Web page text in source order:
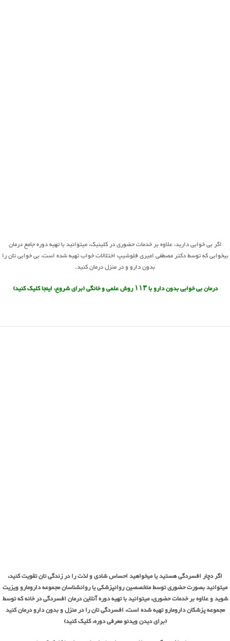
اگر بی خوابی دارید، علاوه بر خدمات حضوری در کلینیک، میتوانید با تهیه دوره جامع درمان
بیخوابی که توسط دکتر مصطفی امیری فلوشیپ اختلالات خواب تهیه شده است، بی خوابی تان را
بدون دارو و در منزل درمان کنید.
درمان بی خوابی بدون داروبا ۱۱۳ روش علمی و خانگی (برای شروع،اینجا کلیک کنید)
اگر دچار افسردگی هستید یا میخواهید احساس شادی و لذت را در زندگی تان تقویت کنید،
میتوانید بصورت حضوری توسط متخصصین روانپزشکی یا روانشناسان مجموعه دارومارو ویزیت
شوید و علاوه بر خدمات حضوری، میتوانید با تهیه دوره آنلاین درمان افسردگی در خانه که توسط
مجموعه پزشکان دارومارو تهیه شده است، افسردگی تان را در منزل وبدون دارو درمان کنید
(برای دیدن ویدئو معرفی دوره، کلیک کنید)